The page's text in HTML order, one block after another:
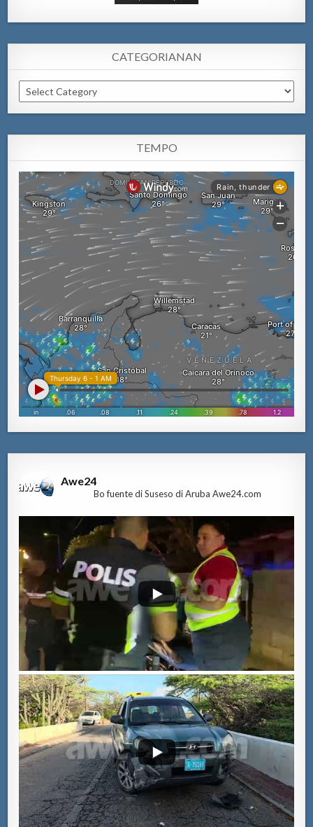
CATEGORIANAN
Categorianan
TEMPO
Awe24
Bo fuente di Suseso di Aruba Awe24.com